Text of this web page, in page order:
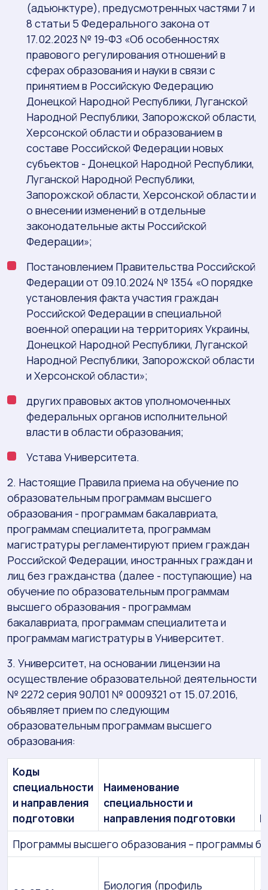
(адъюнктуре), предусмотренных частями 7 и
8 статьи 5 Федерального закона от
17.02.2023 № 19-ФЗ «Об особенностях
правового регулирования отношений в
сферах образования и науки в связи с
принятием в Российскую Федерацию
Донецкой Народной Республики, Луганской
Народной Республики, Запорожской области,
Херсонской области и образованием в
составе Российской Федерации новых
субъектов - Донецкой Народной Республики,
Луганской Народной Республики,
Запорожской области, Херсонской области и
о внесении изменений в отдельные
законодательные акты Российской
Федерации»;
Постановлением Правительства Российской
Федерации от 09.10.2024 № 1354 «О порядке
установления факта участия граждан
Российской Федерации в специальной
военной операции на территориях Украины,
Донецкой Народной Республики, Луганской
Народной Республики, Запорожской области
и Херсонской области»;
других правовых актов уполномоченных
федеральных органов исполнительной
власти в области образования;
Устава Университета.
2. Настоящие Правила приема на обучение по
образовательным программам высшего
образования - программам бакалавриата,
программам специалитета, программам
магистратуры регламентируют прием граждан
Российской Федерации, иностранных граждан и
лиц без гражданства (далее - поступающие) на
обучение по образовательным программам
высшего образования - программам
бакалавриата, программам специалитета и
программам магистратуры в Университет.
3. Университет, на основании лицензии на
осуществление образовательной деятельности
№ 2272 серия 90Л01 № 0009321 от 15.07.2016,
объявляет прием по следующим
образовательным программам высшего
образования:
Коды
специальности
и направления
подготовки
Наименование
специальности и
направления подготовки
Программы высшего образования – программы
Биология (профиль